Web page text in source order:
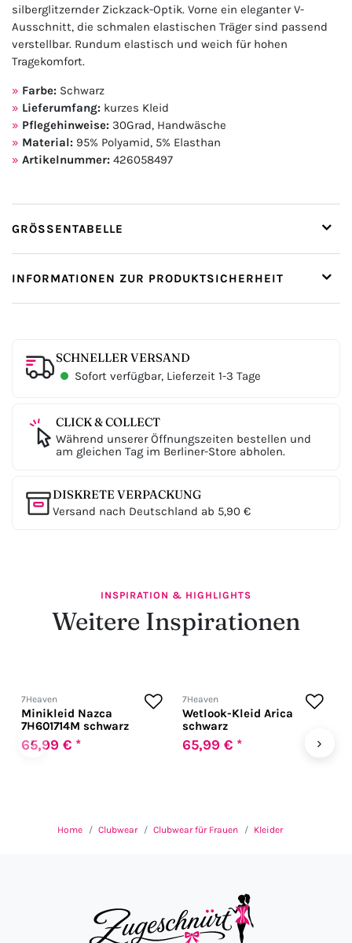
silberglitzernder Zickzack-Optik. Vorne ein eleganter V-
Ausschnitt, die schmalen elastischen Träger sind passend
verstellbar. Rundum elastisch und weich für hohen
Tragekomfort.
Farbe: Schwarz
Lieferumfang: kurzes Kleid
Pflegehinweise: 30Grad, Handwäsche
Material: 95% Polyamid, 5% Elasthan
Artikelnummer: 426058497
GRÖSSENTABELLE
INFORMATIONEN ZUR PRODUKTSICHERHEIT
SCHNELLER VERSAND
Sofort verfügbar, Lieferzeit 1-3 Tage
CLICK & COLLECT
Während unserer Öffnungszeiten bestellen und
am gleichen Tag im Berliner-Store abholen.
DISKRETE VERPACKUNG
Versand nach Deutschland ab 5,90 €
INSPIRATION & HIGHLIGHTS
Weitere Inspirationen
‹
7Heaven
Minikleid Nazca
7H601714M schwarz
65,99 € *
7Heaven
Wetlook-Kleid Arica
schwarz
65,99 € * ›
Home Clubwear Clubwear für Frauen Kleider